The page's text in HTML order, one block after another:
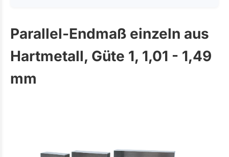
Parallel-Endmaß einzeln aus
Hartmetall, Güte 1, 1,01 - 1,49
mm